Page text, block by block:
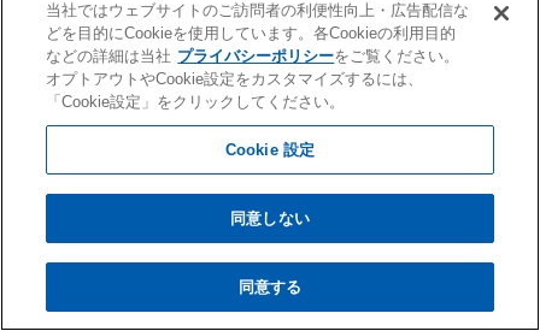
進学・受験
英語教室
English ENGINE
幼児教室サンキッズ
野田クルゼ
当社ではウェブサイトのご訪問者の利便性向上・広告配信な
どを目的にCookieを使用しています。各Cookieの利用目的
などの詳細は当社 プライバシーポリシーをご覧ください。
オプトアウトやCookie設定をカスタマイズするには、
「Cookie設定」をクリックしてください。
Cookie 設定
同意しない
同意する